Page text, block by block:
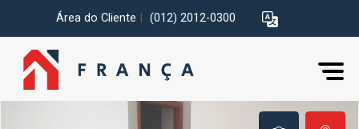
Área do Cliente (012) 2012-0300